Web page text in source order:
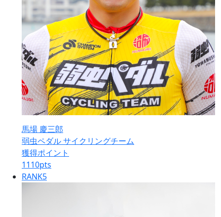
馬場 慶三郎
弱虫ペダル サイクリングチーム
獲得ポイント
1110pts
RANK5